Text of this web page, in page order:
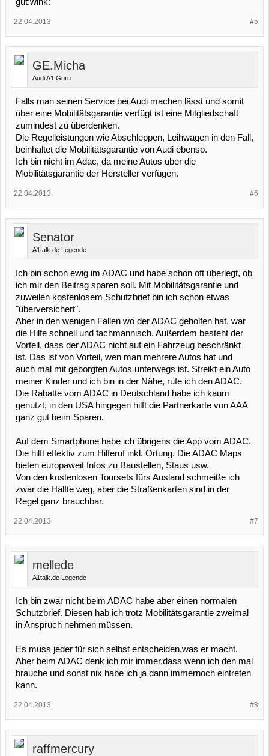
#5
22.04.2013
GE.Micha
Audi A1 Guru
Falls man seinen Service bei Audi machen lässt und somit
über eine Mobilitätsgarantie verfügt ist eine Mitgliedschaft
zumindest zu überdenken.
Die Regelleistungen wie Abschleppen, Leihwagen in den Fall,
beinhaltet die Mobilitätsgarantie von Audi ebenso.
Ich bin nicht im Adac, da meine Autos über die
Mobilitätsgarantie der Hersteller verfügen.
#6
22.04.2013
Senator
A1talk.de Legende
Ich bin schon ewig im ADAC und habe schon oft überlegt, ob
ich mir den Beitrag sparen soll. Mit Mobilitätsgarantie und
zuweilen kostenlosem Schutzbrief bin ich schon etwas
"überversichert".
Aber in den wenigen Fällen wo der ADAC geholfen hat, war
die Hilfe schnell und fachmännisch. Außerdem besteht der
Vorteil, dass der ADAC nicht aufein Fahrzeug beschränkt
ist. Das ist von Vorteil, wen man mehrere Autos hat und
auch mal mit geborgten Autos unterwegs ist. Streikt ein Auto
meiner Kinder und ich bin in der Nähe, rufe ich den ADAC.
Die Rabatte vom ADAC in Deutschland habe ich kaum
genutzt, in den USA hingegen hilft die Partnerkarte von AAA
ganz gut beim Sparen.
Auf dem Smartphone habe ich übrigens die App vom ADAC.
Die hilft effektiv zum Hilferuf inkl. Ortung. Die ADAC Maps
bieten europaweit Infos zu Baustellen, Staus usw.
Von den kostenlosen Toursets fürs Ausland schmeiße ich
zwar die Hälfte weg, aber die Straßenkarten sind in der
Regel ganz brauchbar.
#7
22.04.2013
mellede
A1talk.de Legende
Ich bin zwar nicht beim ADAC habe aber einen normalen
Schutzbrief. Diesen hab ich trotz Mobilitätsgarantie zweimal
in Anspruch nehmen müssen.
Es muss jeder für sich selbst entscheiden,was er macht.
Aber beim ADAC denk ich mir immer,dass wenn ich den mal
brauche und sonst nix habe ich ja dann immernoch eintreten
kann.
#8
22.04.2013
raffmercury